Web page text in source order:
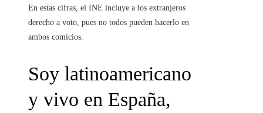
En estas cifras, el INE incluye a los extranjeros
derecho a voto, pues no todos pueden hacerlo en
ambos comicios.
Soy latinoamericano
y vivo en España,